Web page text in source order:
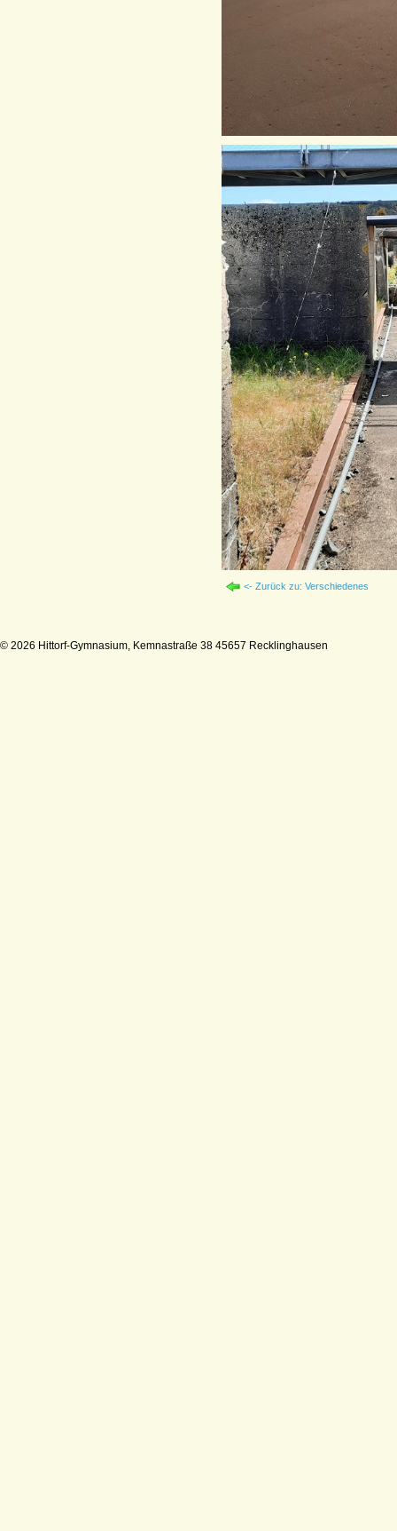
<- Zurück zu: Verschiedenes
© 2026 Hittorf-Gymnasium, Kemnastraße 38 45657 Recklinghausen